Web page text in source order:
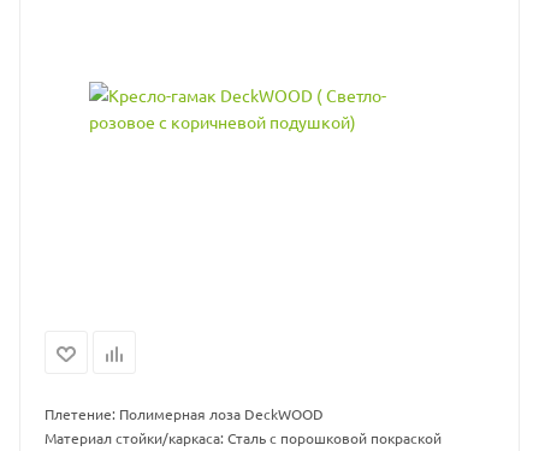
Плетение: Полимерная лоза DeckWOOD
Материал стойки/каркаса: Сталь с порошковой покраской